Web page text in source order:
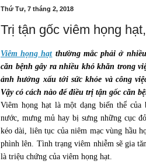
Thứ Tư, 7 tháng 2, 2018
Trị tận gốc viêm họng
Viêm họng hạt thường mắc phải ở
căn bệnh gây ra nhiều khó khăn trong
ảnh hưởng xấu tới sức khỏe và công
Vậy có cách nào để điều trị tận gốc căn
Viêm họng hạt là một dạng biến thể của
nước, mưng mủ hay bị sưng những cục
kéo dài, liên tục của niêm mạc vùng hầu
phình lên. Tình trạng viêm nhiễm sẽ gia
là triệu chứng của viêm họng hạt.